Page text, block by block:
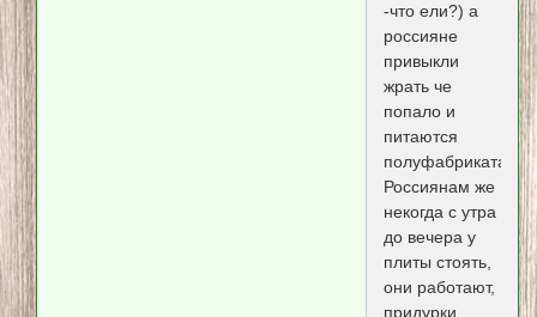
-что ели?) а
россияне
привыкли
жрать че
попало и
питаются
полуфабрикатами.
Россиянам же
некогда с утра
до вечера у
плиты стоять,
они работают,
придурки.